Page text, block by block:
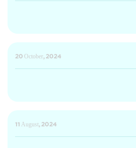
20 October, 2024
11 August, 2024